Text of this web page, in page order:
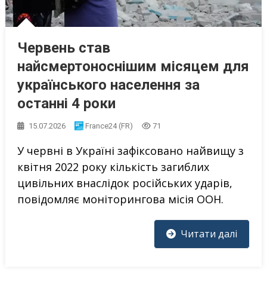
Червень став
найсмертоноснішим місяцем для
українського населення за
останні 4 роки
15.07.2026 France24 (FR) 71
У червні в Україні зафіксовано найвищу з
квітня 2022 року кількість загиблих
цивільних внаслідок російських ударів,
повідомляє моніторингова місія ООН.
Читати далі